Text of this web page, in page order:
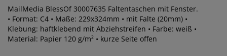
MailMedia BlessOf 30007635 Faltentaschen mit Fenster.
• Format: C4 • Maße: 229x324mm • mit Falte (20mm) •
Klebung: haftklebend mit Abziehstreifen • Farbe: weiß •
Material: Papier 120 g/m² • kurze Seite offen